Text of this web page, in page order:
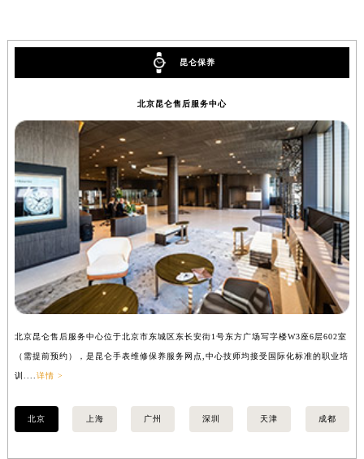
昆仑保养
北京昆仑售后服务中心
北京昆仑售后服务中心位于北京市东城区东长安街1号东方广场写字楼W3座6层602室
（需提前预约），是昆仑手表维修保养服务网点,中心技师均接受国际化标准的职业培
训....详情 >
北京 上海 广州 深圳 天津 成都